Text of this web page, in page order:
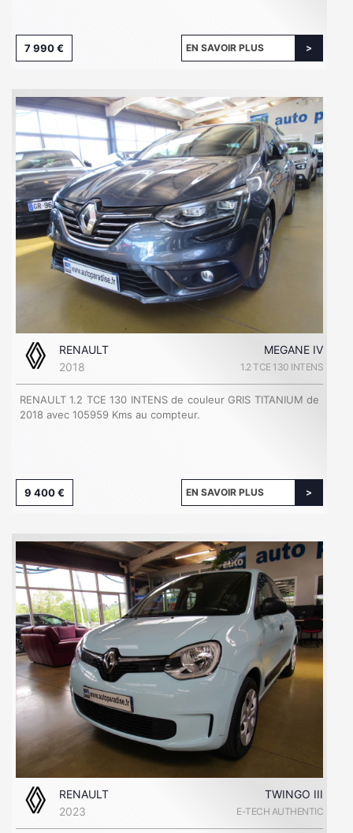
7 990 € EN SAVOIR PLUS
RENAULT
MEGANE IV
2018
1.2 TCE 130 INTENS
RENAULT 1.2 TCE 130 INTENS de couleur GRIS TITANIUM de
2018 avec 105959 Kms au compteur.
9 400 € EN SAVOIR PLUS
RENAULT
TWINGO III
2023
E-TECH AUTHENTIC